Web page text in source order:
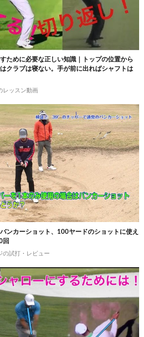
ために必要な正しい知識｜トップの位置から
クラブは寝ない。手が前に出ればシャフトは
レッスン動画
ンカーショット、100ヤードのショットに使え
回
の試打・レビュー